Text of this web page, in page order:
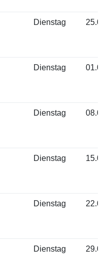
Dienstag
Dienstag
Dienstag
Dienstag
Dienstag
Dienstag